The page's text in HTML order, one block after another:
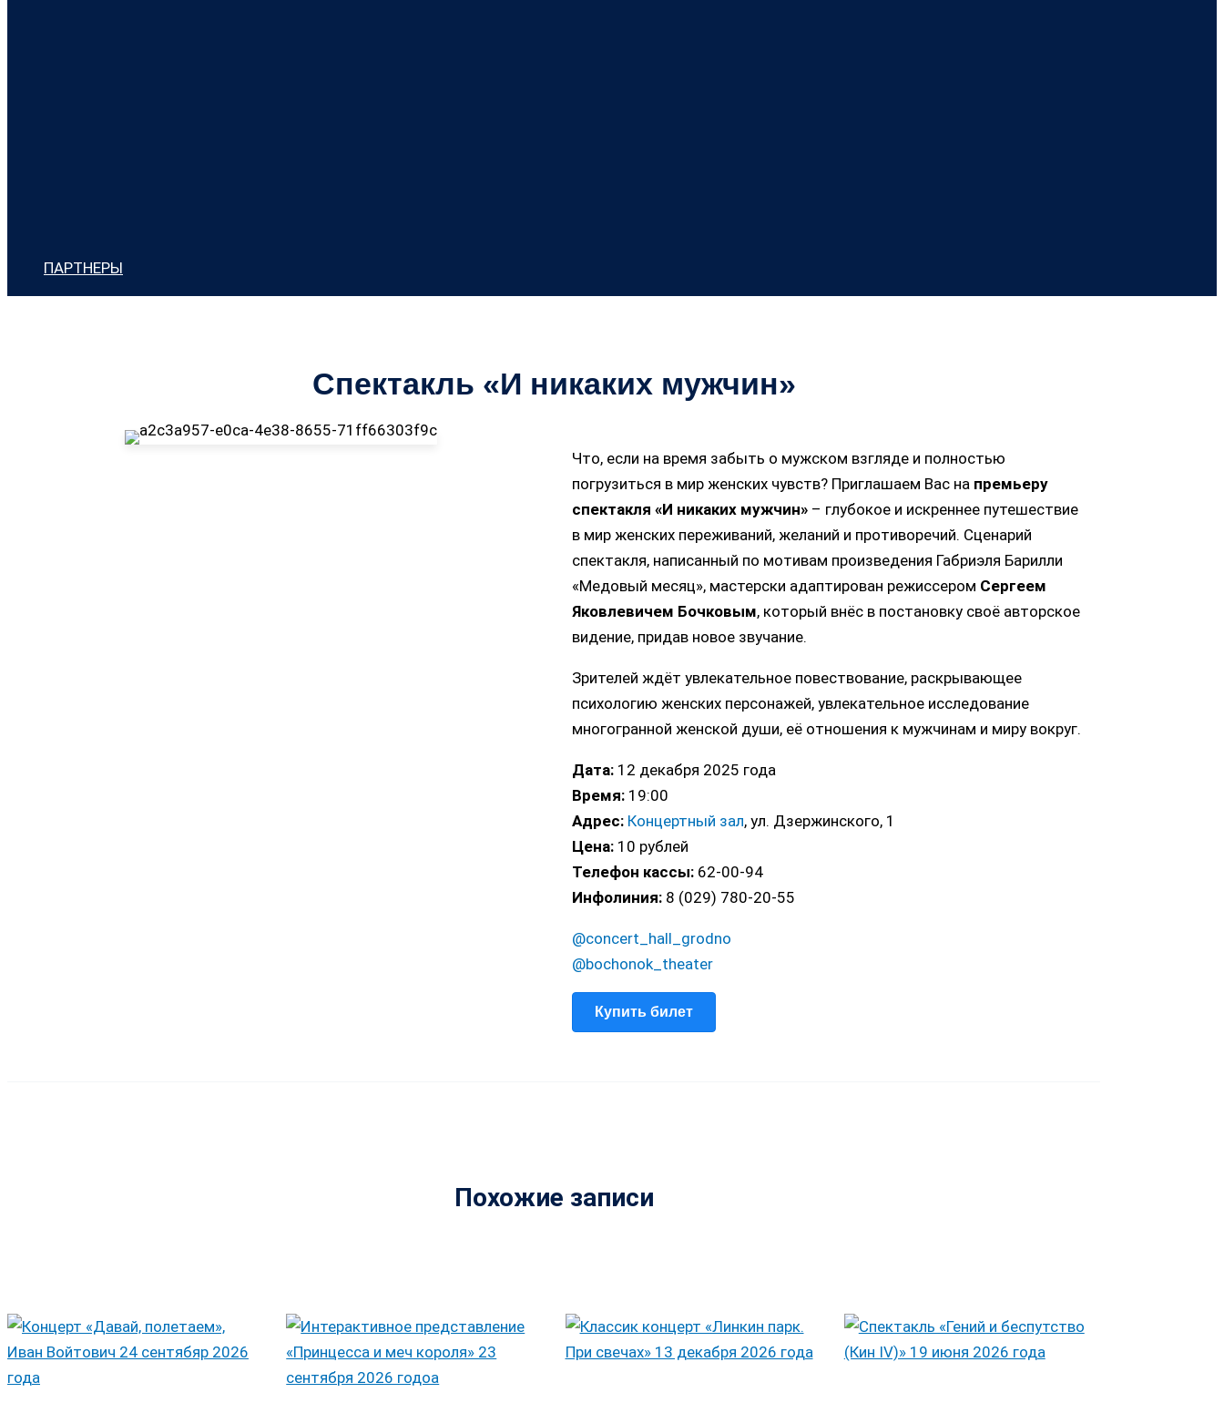
ПАРТНЕРЫ
Спектакль «И никаких мужчин»
Что, если на время забыть о мужском взгляде и полностью
погрузиться в мир женских чувств? Приглашаем Вас на премьеру
спектакля «И никаких мужчин» – глубокое и искреннее путешествие
в мир женских переживаний, желаний и противоречий. Сценарий
спектакля, написанный по мотивам произведения Габриэля Барилли
«Медовый месяц», мастерски адаптирован режиссером Сергеем
Яковлевичем Бочковым, который внёс в постановку своё авторское
видение, придав новое звучание.
Зрителей ждёт увлекательное повествование, раскрывающее
психологию женских персонажей, увлекательное исследование
многогранной женской души, её отношения к мужчинам и миру вокруг.
Дата: 12 декабря 2025 года
Время: 19:00
Адрес: Концертный зал, ул. Дзержинского, 1
Цена: 10 рублей
Телефон кассы: 62-00-94
Инфолиния: 8 (029) 780-20-55
@concert_hall_grodno
@bochonok_theater
Купить билет
Похожие записи